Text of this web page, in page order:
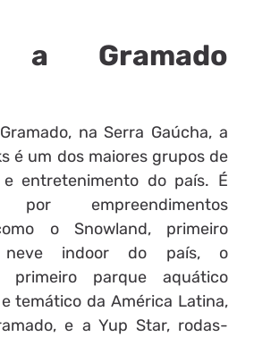
a Gramado
na Serra Gaúcha, a
é um dos maiores grupos de
e entretenimento do país. É
por empreendimentos
o Snowland, primeiro
indoor do país, o
primeiro parque aquático
temático da América Latina,
e a Yup Star, rodas-